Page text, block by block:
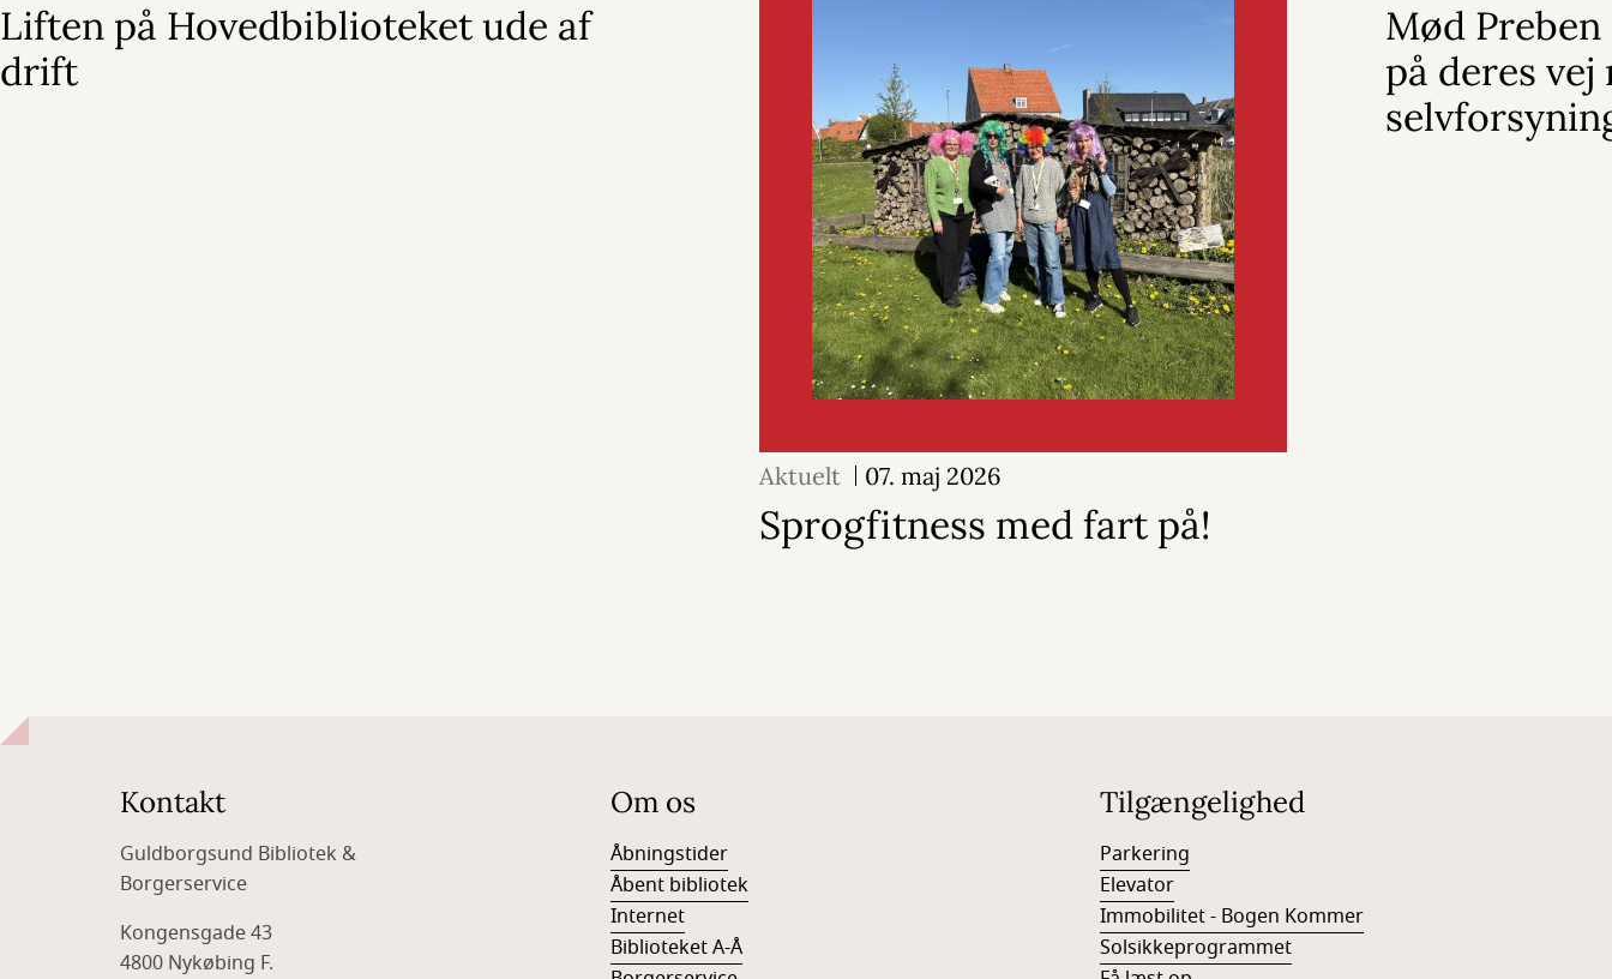
Liften på Hovedbiblioteket ude af
drift
Aktuelt 07. maj 2026
Sprogfitness med fart på!
Mød
på deres vej
Kontakt
Guldborgsund Bibliotek &
Borgerservice
Kongensgade 43
4800 Nykøbing F.
Om os
Åbningstider
Åbent bibliotek
Internet
Biblioteket A-Å
Tilgængelighed
Parkering
Elevator
Immobilitet - Bogen Kommer
Solsikkeprogrammet